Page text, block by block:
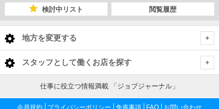
愛知県
名古屋市 デリヘル送迎ドライバー
三河
岐阜市三重県 デリヘル送迎ドライバー
静岡県
検討中リスト 閲覧履歴
地方を変更する
< 全国トップ
北海道 男性高収入
東北 男性高収入
スタッフとして働くお店を探す
愛知県仕事に役立つ情報満載 「ジョブジャーナル」
会員規約 プライバシーポリシー 免責事項 FAQ お問い合わせ